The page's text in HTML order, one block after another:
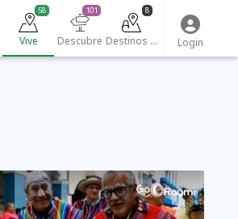
Vive
58
Descubre
101
Destinos turísticos
8
Login